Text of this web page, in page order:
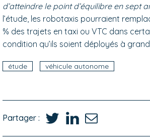
d’atteindre le point d’équilibre en sept
l’étude, les robotaxis pourraient
% des trajets en taxi ou VTC dans
condition qu’ils soient déployés à
étude véhicule autonome
Partager :